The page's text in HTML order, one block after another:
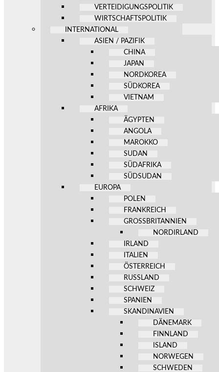
VERTEIDIGUNGSPOLITIK
WIRTSCHAFTSPOLITIK
INTERNATIONAL
ASIEN / PAZIFIK
CHINA
JAPAN
NORDKOREA
SÜDKOREA
VIETNAM
AFRIKA
ÄGYPTEN
ANGOLA
MAROKKO
SUDAN
SÜDAFRIKA
SÜDSUDAN
EUROPA
POLEN
FRANKREICH
GROSSBRITANNIEN
NORDIRLAND
IRLAND
ITALIEN
ÖSTERREICH
RUSSLAND
SCHWEIZ
SPANIEN
SKANDINAVIEN
DÄNEMARK
FINNLAND
ISLAND
NORWEGEN
SCHWEDEN